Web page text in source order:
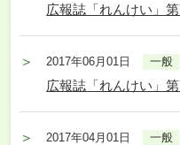
広報誌「れんけい」
2017年06月01日 一般
広報誌「れんけい」
2017年04月01日 一般